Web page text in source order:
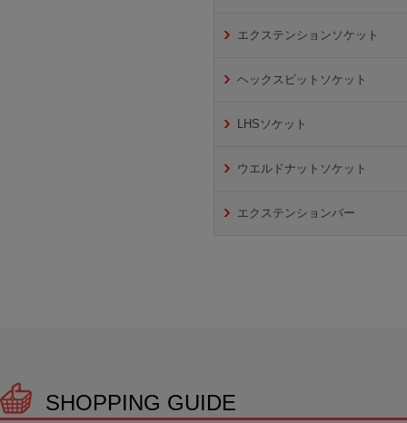
エクステンションソケット
ヘックスビットソケット
LHSソケット
ウエルドナットソケット
エクステンションバー
SHOPPING GUIDE